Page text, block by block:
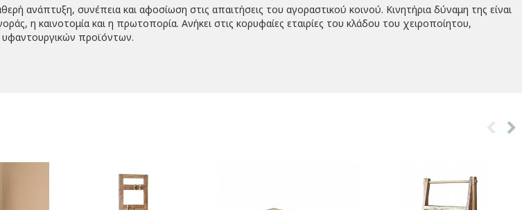
ανάπτυξη, συνέπεια και αφοσίωση στις απαιτήσεις του αγοραστικού κοινού. Κινητήρια δύναμη της είναι
η καινοτομία και η πρωτοπορία. Ανήκει στις κορυφαίες εταιρίες του κλάδου του χειροποίητου,
υφαντουργικών προϊόντων.